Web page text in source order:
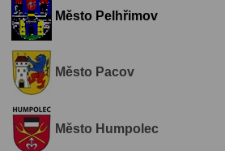
Město Pelhřimov
Město Pacov
Město Humpolec